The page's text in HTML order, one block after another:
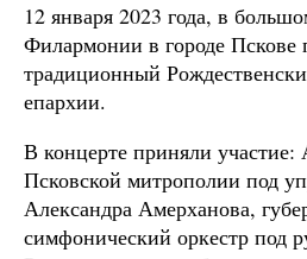
12 января 2023 года, в
Филармонии в городе Пскове
традиционный
епархии.
В концерте приняли участие:
Псковской митрополии под
Александра Амерханова,
симфонический оркестр под